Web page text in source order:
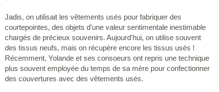
Jadis, on utilisait les vêtements usés pour fabriquer des
courtepointes, des objets d'une valeur sentimentale inestimable
chargés de précieux souvenirs. Aujourd'hui, on utilise souvent
des tissus neufs, mais on récupère encore les tissus usés !
Récemment, Yolande et ses consoeurs ont repris une technique
plus souvent employée du temps de sa mère pour confectionner
des couvertures avec des vêtements usés.